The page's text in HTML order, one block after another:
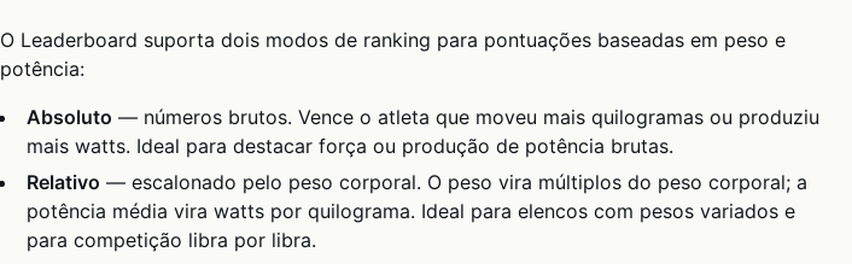
O Leaderboard suporta dois modos de ranking para pontuações baseadas em peso e
potência:
Absoluto — números brutos. Vence o atleta que moveu mais quilogramas ou produziu
mais watts. Ideal para destacar força ou produção de potência brutas.
Relativo — escalonado pelo peso corporal. O peso vira múltiplos do peso corporal; a
potência média vira watts por quilograma. Ideal para elencos com pesos variados e
para competição libra por libra.